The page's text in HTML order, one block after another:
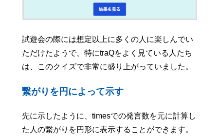
試遊会の際には想定以上に多くの人に楽しんでい
ただけたようで、特にtraQをよく見ている人たち
は、このクイズで非常に盛り上がっていました。
繋がりを円によって示す
先に示したように、timesでの発言数を元に計算し
た人の繋がりを円形に表示することができます。